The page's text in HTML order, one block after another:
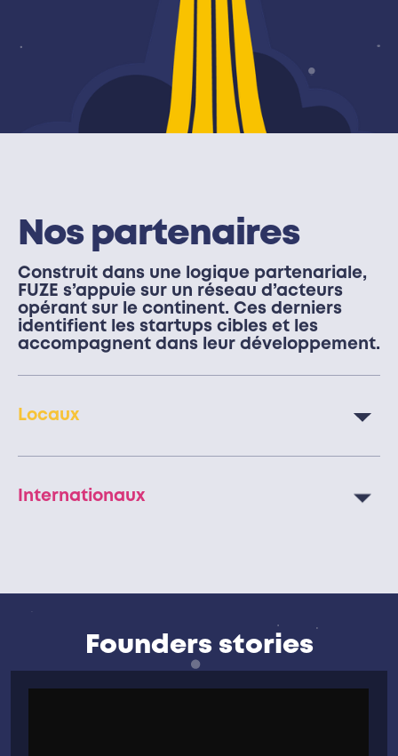
Nos partenaires
Construit dans une logique partenariale,
FUZE s’appuie sur un réseau d’acteurs
opérant sur le continent. Ces derniers
identifient les startups cibles et les
accompagnent dans leur développement.
Locaux
Internationaux
Founders stories